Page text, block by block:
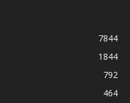
7844
1844
792
464